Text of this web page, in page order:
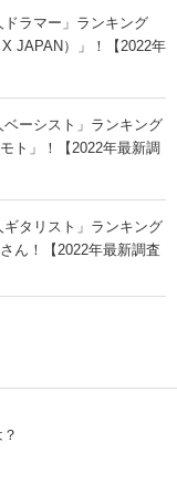
ラマー」ランキング
JAPAN）」！【2022年
ーシスト」ランキング
ト」！【2022年最新調
タリスト」ランキング
ん！【2022年最新調査